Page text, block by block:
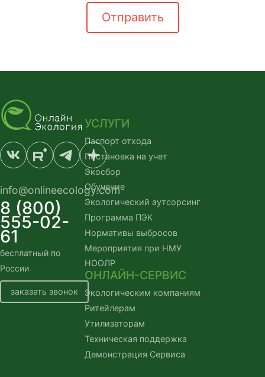
Отправить
info@onlineecology.com
8 (800)
555-02-
61
бесплатный по
России
заказать звонок
УСЛУГИ
Паспорт отхода
Постановка на учет
Экосбор
Обучение
Экологический аутсорсинг
Программа ПЭК
Нормативы выбросов
Мероприятия при НМУ
НООЛР
ОНЛАЙН-СЕРВИС
Экологическим компаниям
Ритейлерам
Утилизаторам
Техническая поддержка
Демонстрация Сервиса